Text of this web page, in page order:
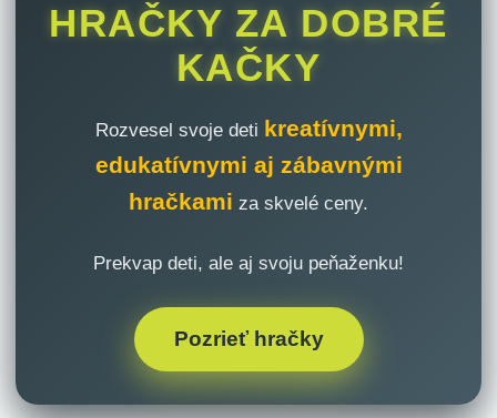
HRAČKY ZA DOBRÉ
KAČKY
Rozvesel svoje deti kreatívnymi,
edukatívnymi aj zábavnými
hračkami za skvelé ceny.
Prekvap deti, ale aj svoju peňaženku!
Pozrieť hračky